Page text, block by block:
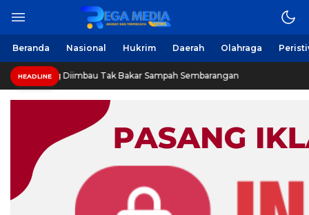
Beranda Nasional Hukrim Daerah Olahraga
HEADLINE
Diimbau Tak Bakar Sampah Sembarangan